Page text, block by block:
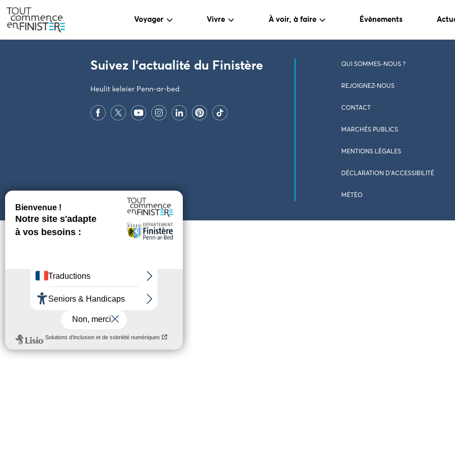
Voyager Vivre À voir, à faire Évènements
PARAMÈTRES DES COOKIES
Suivez l'actualité du Finistère
Heulit keleier Penn-ar-bed
QUI SOMMES-NOUS ?
REJOIGNEZ-NOUS
CONTACT
MARCHÉS PUBLICS
MENTIONS LÉGALES
DÉCLARATION D’ACCESSIBILITÉ
MÉTÉO